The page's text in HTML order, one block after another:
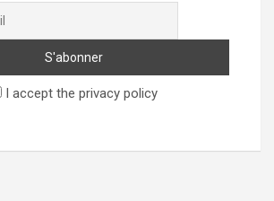
I accept the privacy policy